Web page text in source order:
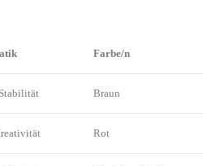
Farbe/n
Braun
Rot